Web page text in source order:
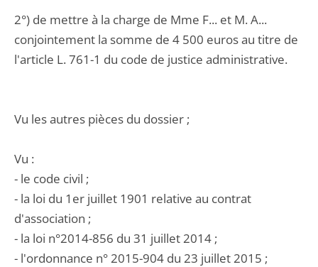
2°) de mettre à la charge de Mme F... et M. A...
conjointement la somme de 4 500 euros au titre de
l'article L. 761-1 du code de justice administrative.
Vu les autres pièces du dossier ;
Vu :
- le code civil ;
- la loi du 1er juillet 1901 relative au contrat
d'association ;
- la loi n°2014-856 du 31 juillet 2014 ;
- l'ordonnance n° 2015-904 du 23 juillet 2015 ;